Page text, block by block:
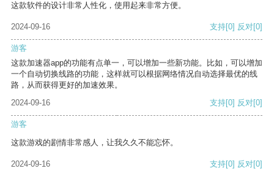
这款软件的设计非常人性化，使用起来非常方便。
2024-09-16 支持[0] 反对[0]
游客
这款加速器app的功能有点单一，可以增加一些新功能。比如，可以增加
一个自动切换线路的功能，这样就可以根据网络情况自动选择最优的线
路，从而获得更好的加速效果。
2024-09-16
支持[0] 反对[0]
游客
这款游戏的剧情非常感人，让我久久不能忘怀。
2024-09-16 支持[0] 反对[0]